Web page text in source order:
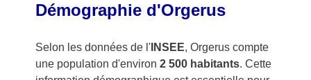
Démographie d'Orgerus
Selon les données de l'INSEE, Orgerus compte
une population d'environ 2 500 habitants. Cette